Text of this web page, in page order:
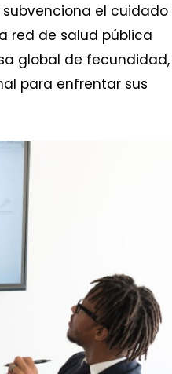
subvenciona el cuidado
red de salud pública
global de fecundidad,
para enfrentar sus